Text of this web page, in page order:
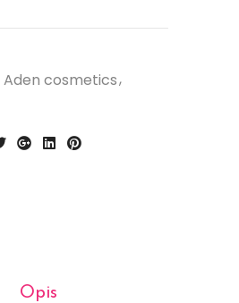
Aden cosmetics
Opis